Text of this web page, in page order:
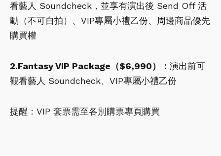
看藝人 Soundcheck，並享有演出後 Send Off 活
動（不可自拍）、VIP專屬小禮乙份、周邊商品優先
購買權
2.Fantasy VIP Package（$6,990）： 演出前可
觀看藝人 Soundcheck、VIP專屬小禮乙份
提醒：VIP 套票需至各別購票專頁購買